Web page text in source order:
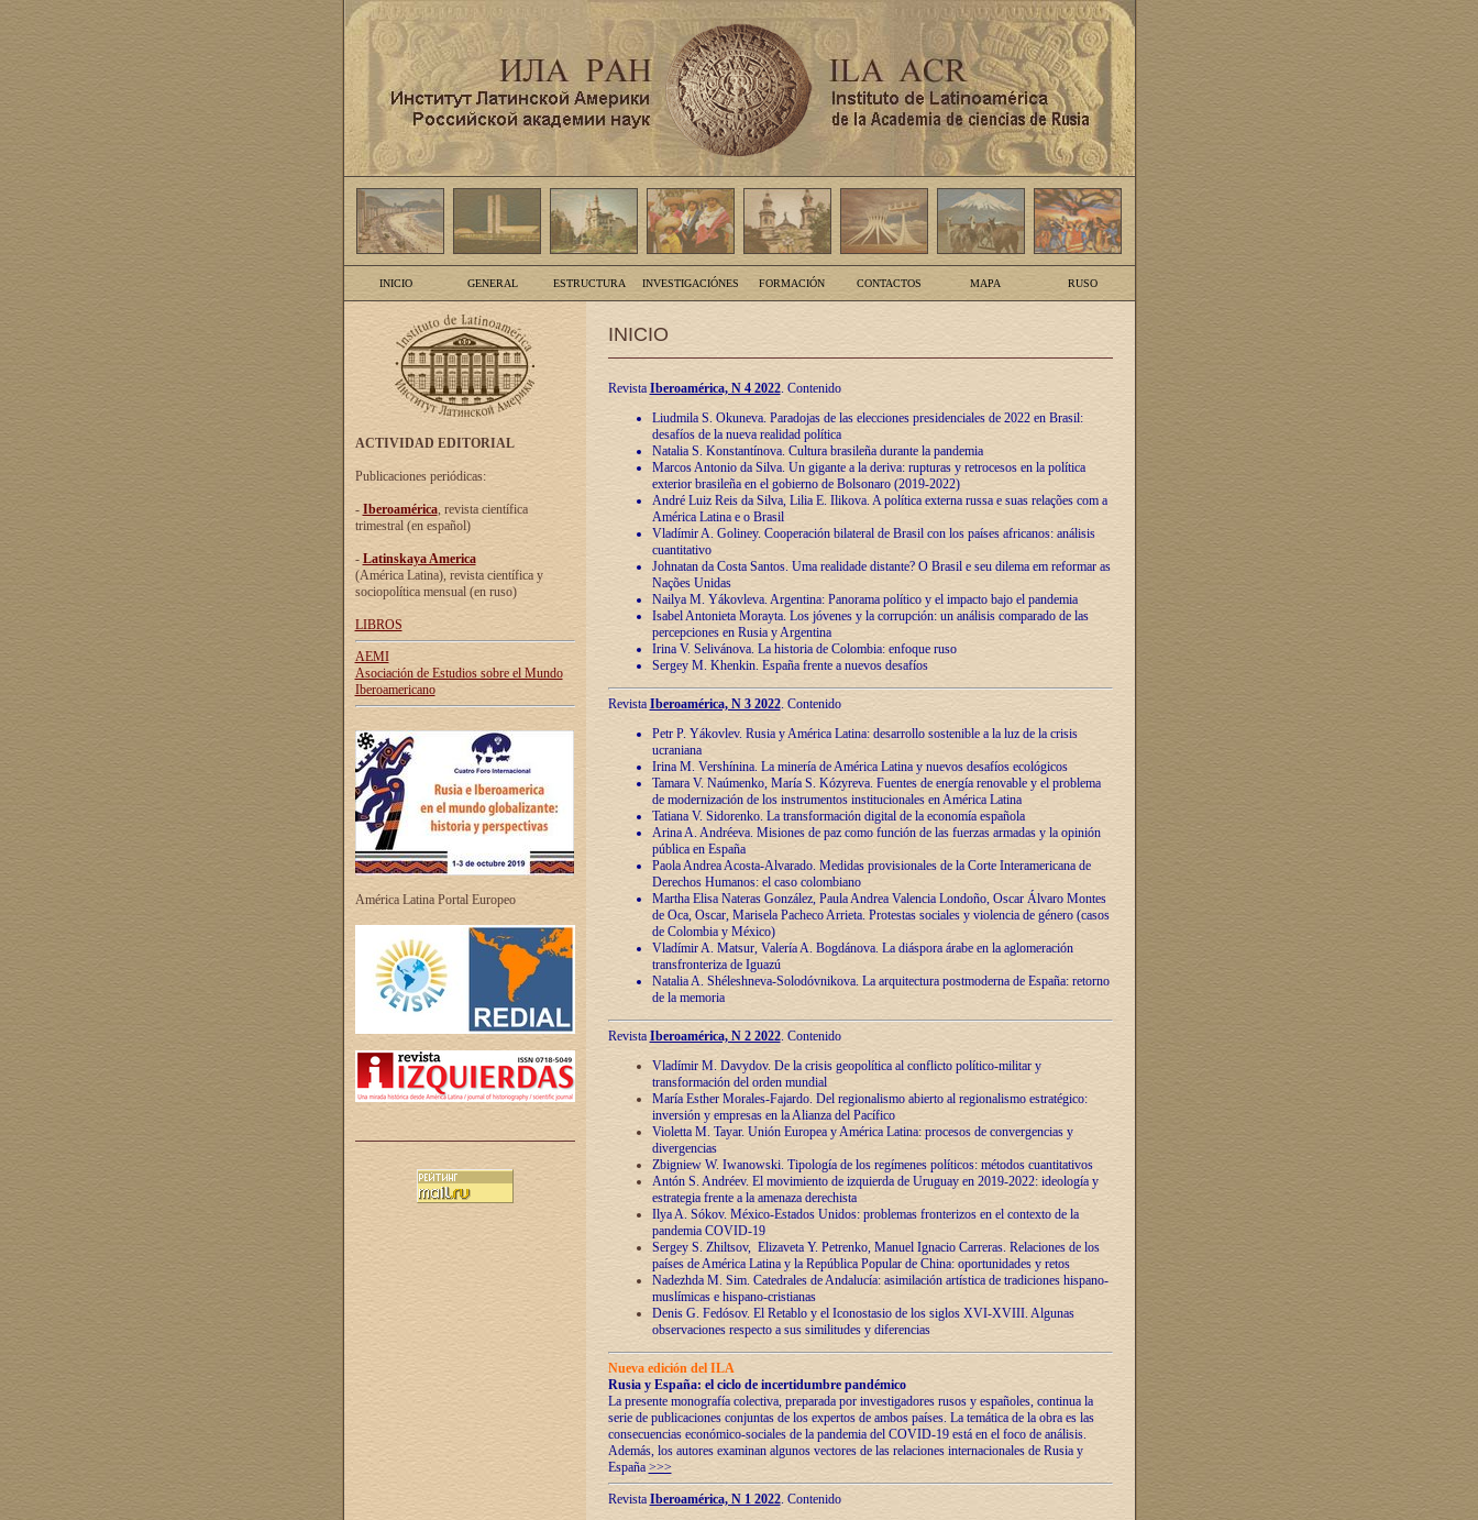
INICIO GENERAL ESTRUCTURA INVESTIGACIÓNES FORMACIÓN CONTACTOS MAPA RUSO
ACTIVIDAD EDITORIAL
Publicaciones periódicas:
- Iberoamérica, revista científica
trimestral (en español)
- Latinskaya America
(América Latina), revista científica y
sociopolítica mensual (en ruso)
LIBROS
AEMI
Asociación de Estudios sobre el Mundo
Iberoamericano
América Latina Portal Europeo
INICIO
Revista Iberoamérica, N 4 2022. Contenido
Liudmila S. Okuneva. Paradojas de las elecciones presidenciales de 2022 en Brasil:
desafíos de la nueva realidad política
Natalia S. Konstantínova. Cultura brasileña durante la pandemia
Marcos Antonio da Silva. Un gigante a la deriva: rupturas y retrocesos en la política
exterior brasileña en el gobierno de Bolsonaro (2019-2022)
André Luiz Reis da Silva, Lilia E. Ilikova. A política externa russa e suas relações com a
América Latina e o Brasil
Vladímir A. Goliney. Cooperación bilateral de Brasil con los países africanos: análisis
cuantitativo
Johnatan da Costa Santos. Uma realidade distante? O Brasil e seu dilema em reformar as
Nações Unidas
Nailya M. Yákovleva. Argentina: Panorama político y el impacto bajo el pandemia
Isabel Antonieta Morayta. Los jóvenes y la corrupción: un análisis comparado de las
percepciones en Rusia y Argentina
Irina V. Selivánova. La historia de Colombia: enfoque ruso
Sergey M. Khenkin. España frente a nuevos desafíos
Revista Iberoamérica, N 3 2022. Contenido
Petr P. Yákovlev. Rusia y América Latina: desarrollo sostenible a la luz de la crisis
ucraniana
Irina M. Vershínina. La minería de América Latina y nuevos desafíos ecológicos
Tamara V. Naúmenko, María S. Kózyreva. Fuentes de energía renovable y el problema
de modernización de los instrumentos institucionales en América Latina
Tatiana V. Sidorenko. La transformación digital de la economía española
Arina A. Andréeva. Misiones de paz como función de las fuerzas armadas y la opinión
pública en España
Paola Andrea Acosta-Alvarado. Medidas provisionales de la Corte Interamericana de
Derechos Humanos: el caso colombiano
Martha Elisa Nateras González, Paula Andrea Valencia Londoño, Oscar Álvaro Montes
de Oca, Oscar, Marisela Pacheco Arrieta. Protestas sociales y violencia de género (casos
de Colombia y México)
Vladímir A. Matsur, Valería A. Bogdánova. La diáspora árabe en la aglomeración
transfronteriza de Iguazú
Natalia A. Shéleshneva-Solodóvnikova. La arquitectura postmoderna de España: retorno
de la memoria
Revista Iberoamérica, N 2 2022. Contenido
Vladímir M. Davydov. De la crisis geopolítica al conflicto político-militar y
transformación del orden mundial
María Esther Morales-Fajardo. Del regionalismo abierto al regionalismo estratégico:
inversión y empresas en la Alianza del Pacífico
Violetta M. Tayar. Unión Europea y América Latina: procesos de convergencias y
divergencias
Zbigniew W. Iwanowski. Tipología de los regímenes políticos: métodos cuantitativos
Antón S. Andréev. El movimiento de izquierda de Uruguay en 2019-2022: ideología y
estrategia frente a la amenaza derechista
Ilya A. Sókov. México-Estados Unidos: problemas fronterizos en el contexto de la
pandemia COVID-19
Sergey S. Zhiltsov, Elizaveta Y. Petrenko, Manuel Ignacio Carreras. Relaciones de los
países de América Latina y la República Popular de China: oportunidades y retos
Nadezhda M. Sim. Catedrales de Andalucía: asimilación artística de tradiciones hispano-
muslímicas e hispano-cristianas
Denis G. Fedósov. El Retablo y el Iconostasio de los siglos XVI-XVIII. Algunas
observaciones respecto a sus similitudes y diferencias
Nueva edición del ILA
Rusia y España: el ciclo de incertidumbre pandémico
La presente monografía colectiva, preparada por investigadores rusos y españoles, continua la
serie de publicaciones conjuntas de los expertos de ambos países. La temática de la obra es las
consecuencias económico-sociales de la pandemia del COVID-19 está en el foco de análisis.
Además, los autores examinan algunos vectores de las relaciones internacionales de Rusia y
España >>>
Revista Iberoamérica, N 1 2022. Contenido